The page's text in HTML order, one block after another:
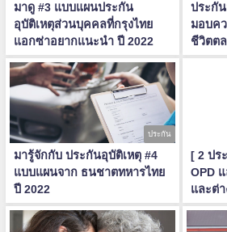
มาดู #3 แบบแผนประกัน
อุบัติเหตุส่วนบุคคลที่กรุงไทย
แอกซ่าอยากแนะนำ ปี 2022
ประกั
มอบค
ชีวิตต
ประกัน
มารู้จักกับ ประกันอุบัติเหตุ #4
แบบแผนจาก ธนชาตทหารไทย
ปี 2022
[ 2 ปร
OPD
และต่า